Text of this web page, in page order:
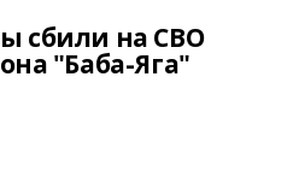
сбили на СВО
"Баба-Яга"